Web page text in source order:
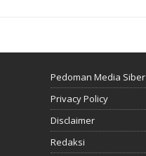
Pedoman Media Siber
Privacy Policy
Disclaimer
Redaksi